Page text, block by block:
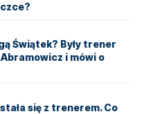
Świątek? Były trener
i mówi o
się z trenerem. Co